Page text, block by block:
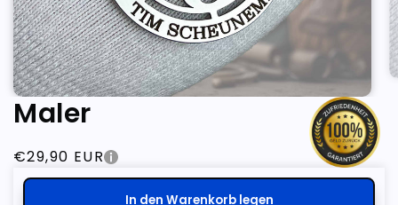
Maler
Normaler Preis
€29,90 EUR
In den Warenkorb legen